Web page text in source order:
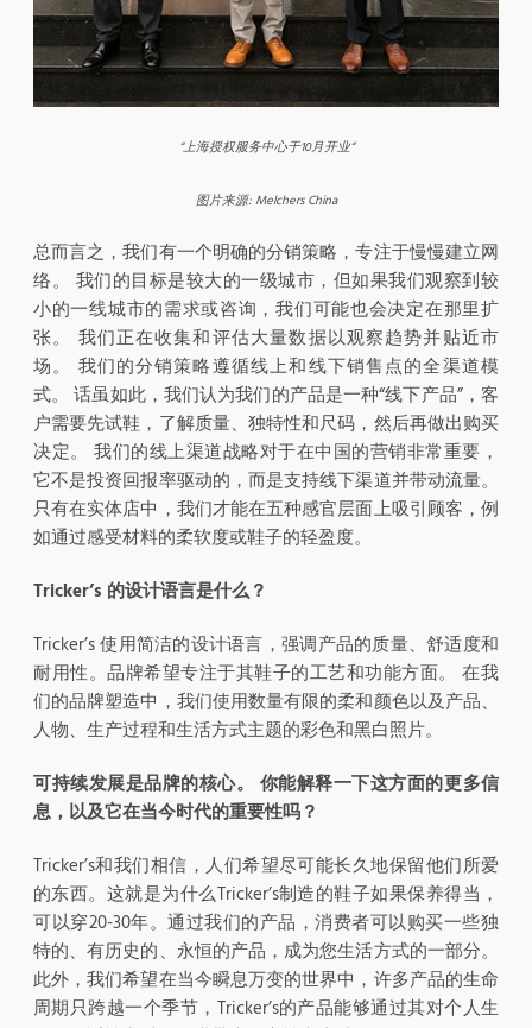
“上海授权服务中心于10月开业“
图片来源: Melchers China
总而言之，我们有一个明确的分销策略，专注于慢慢建立网
络。 我们的目标是较大的一级城市，但如果我们观察到较
小的一线城市的需求或咨询，我们可能也会决定在那里扩
张。 我们正在收集和评估大量数据以观察趋势并贴近市
场。 我们的分销策略遵循线上和线下销售点的全渠道模
式。 话虽如此，我们认为我们的产品是一种“线下产品”，客
户需要先试鞋，了解质量、独特性和尺码，然后再做出购买
决定。 我们的线上渠道战略对于在中国的营销非常重要，
它不是投资回报率驱动的，而是支持线下渠道并带动流量。
只有在实体店中，我们才能在五种感官层面上吸引顾客，例
如通过感受材料的柔软度或鞋子的轻盈度。
Tricker’s 的设计语言是什么？
Tricker’s 使用简洁的设计语言，强调产品的质量、舒适度和
耐用性。品牌希望专注于其鞋子的工艺和功能方面。 在我
们的品牌塑造中，我们使用数量有限的柔和颜色以及产品、
人物、生产过程和生活方式主题的彩色和黑白照片。
可持续发展是品牌的核心。
你能解释一下这方面的更多信
息，以及它在当今时代的重要性吗？
Tricker’s和我们相信，人们希望尽可能长久地保留他们所爱
的东西。这就是为什么Tricker’s制造的鞋子如果保养得当，
可以穿20-30年。通过我们的产品，消费者可以购买一些独
特的、有历史的、永恒的产品，成为您生活方式的一部分。
此外，我们希望在当今瞬息万变的世界中，许多产品的生命
周期只跨越一个季节，Tricker’s的产品能够通过其对个人生